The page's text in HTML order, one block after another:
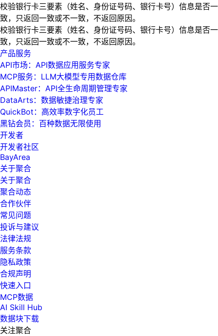
校验银行卡三要素（姓名、身份证号码、银行卡号）信息是否一
致，只返回一致或不一致，不返回原因。
校验银行卡三要素（姓名、身份证号码、银行卡号）信息是否一
致，只返回一致或不一致，不返回原因。
产品服务
API市场：API数据应用服务专家
MCP服务：LLM大模型专用数据仓库
APIMaster：API全生命周期管理专家
DataArts：数据敏捷治理专家
QuickBot：高效率数字化员工
黑钻会员：百种数据无限使用
开发者
开发者社区
BayArea
关于聚合
关于聚合
聚合动态
合作伙伴
常见问题
投诉与建议
法律法规
服务条款
隐私政策
合规声明
快速入口
MCP数据
AI Skill Hub
数据块下载
关注聚合